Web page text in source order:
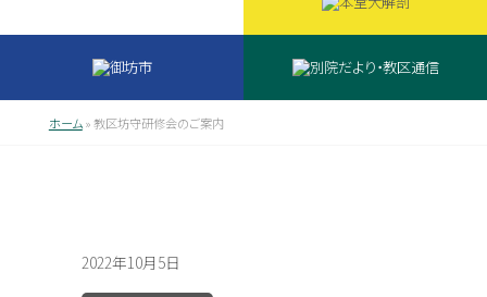
ホーム»教区坊守研修会のご案内
2022年10月5日